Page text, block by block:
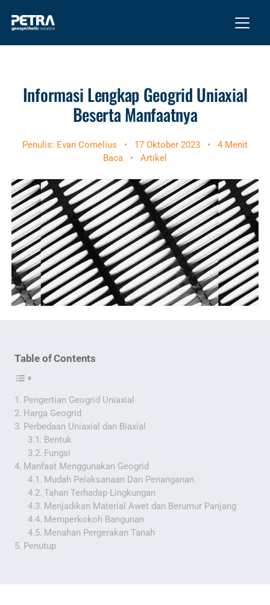
Informasi Lengkap Geogrid Uniaxial
Beserta Manfaatnya
Penulis: Evan Cornelius • 17 Oktober 2023 •
4 Menit
Baca
• Artikel
Table of Contents
Pengertian Geogrid Uniaxial
Harga Geogrid
Perbedaan Uniaxial dan Biaxial
Bentuk
Fungsi
Manfaat Menggunakan Geogrid
Mudah Pelaksanaan Dan Penanganan
Tahan Terhadap Lingkungan
Menjadikan Material Awet dan Berumur Panjang
Memperkokoh Bangunan
Menahan Pergerakan Tanah
Penutup